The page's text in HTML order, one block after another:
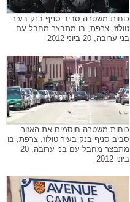
כוחות משטרה סביב סניף בנק בעיר
טולוז, צרפת, בו מתבצר מחבל עם
בני ערובה, 20 ביוני 2012
כוחות משטרה חוסמים את האזור
סביב סניף בנק בעיר טולוז, צרפת, בו
מתבצר מחבל עם בני ערובה, 20
ביוני 2012